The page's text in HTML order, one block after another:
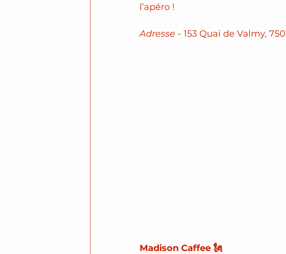
l’apéro !
Adresse - 153 Quai de Valmy,
Madison Caffee 🗽